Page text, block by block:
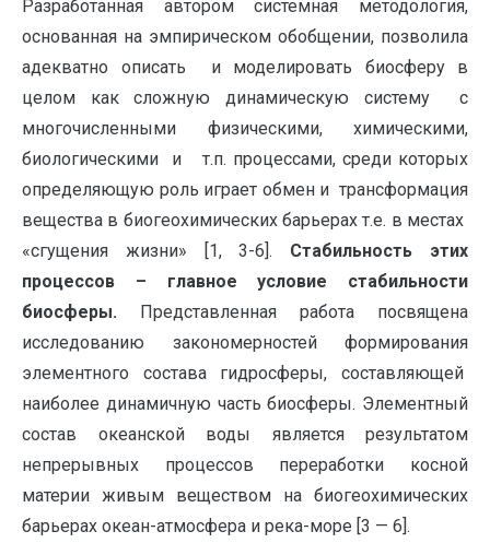
Разработанная автором системная методология,
основанная на эмпирическом обобщении, позволила
адекватно описать и моделировать биосферу в
целом как сложную динамическую систему с
многочисленными физическими, химическими,
биологическими и т.п. процессами, среди которых
определяющую роль играет обмен и трансформация
вещества в биогеохимических барьерах т.е. в местах
«сгущения жизни» [1, 3-6]. Стабильность этих
процессов – главное условие стабильности
биосферы. Представленная работа посвящена
исследованию закономерностей формирования
элементного состава гидросферы, составляющей
наиболее динамичную часть биосферы. Элементный
состав океанской воды является результатом
непрерывных процессов переработки косной
материи живым веществом на биогеохимических
барьерах океан-атмосфера и река-море [3 — 6].